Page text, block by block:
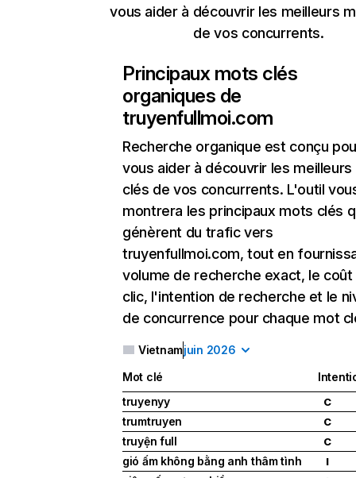
vous aider à découvrir les meilleurs
de vos concurrents.
Principaux mots clés
organiques de
truyenfullmoi.com
Recherche organique est conçu
vous aider à découvrir les
clés de vos concurrents. L'outil
montrera les principaux mots clés
génèrent du trafic vers
truyenfullmoi.com, tout en
volume de recherche exact, le coût
clic, l'intention de recherche et le
de concurrence pour chaque mot
Vietnamjuin 2026
Mot clé
truyenyy
C
trumtruyen C
truyện full C
gió ấm không bằng anh thâm tình I